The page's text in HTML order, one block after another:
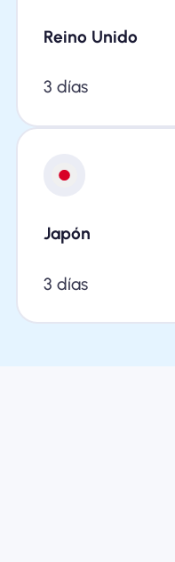
Reino Unido
3 días
Japón
3 días